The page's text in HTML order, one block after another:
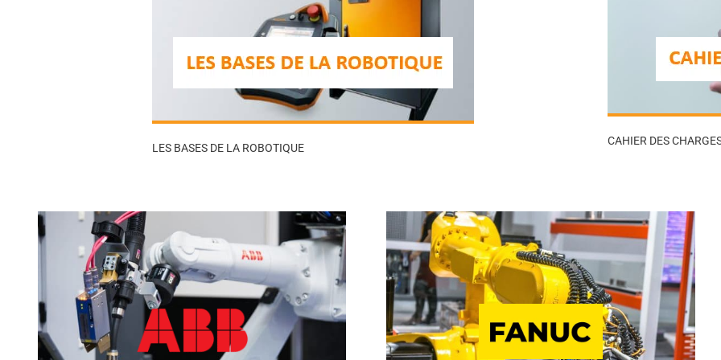
LES BASES DE LA ROBOTIQUE
CAHIER DES